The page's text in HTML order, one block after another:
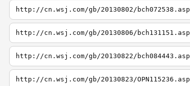
http://cn.wsj.com/gb/20130802/bch072538.asp
http://cn.wsj.com/gb/20130806/bch131151.asp
http://cn.wsj.com/gb/20130822/bch084443.asp
http://cn.wsj.com/gb/20130823/OPN115236.asp